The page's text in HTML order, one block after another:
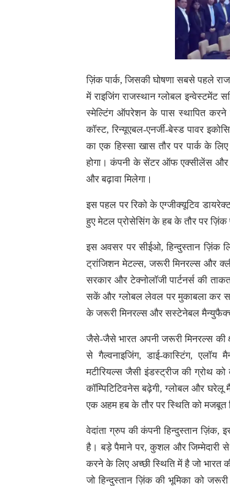
ज़िंक पार्क, जिसकी घोषणा सबसे पहले
में राइजिंग राजस्थान ग्लोबल इन्वेस्टमेंट
स्मेल्टिंग ऑपरेशन के पास स्थापित करने
कॉस्ट, रिन्यूएबल-एनर्जी-बेस्ड पावर
का एक हिस्सा खास तौर पर पार्क के
होगा। कंपनी के सेंटर ऑफ एक्सीलेंस और
और बढ़ावा मिलेगा।
इस पहल पर रिको के एग्जीक्यूटिव
हुए मेटल प्रोसेसिंग के हब के तौर पर ज़िंक
इस अवसर पर सीईओ, हिन्दुस्तान ज़िंक
ट्रांजिशन मेटल्स, जरूरी मिनरल्स और
सरकार और टेक्नोलॉजी पार्टनर्स की
सकें और ग्लोबल लेवल पर मुकाबला कर
के जरूरी मिनरल्स और सस्टेनेबल
जैसे-जैसे भारत अपनी जरूरी मिनरल्स की
से गैल्वनाइजिंग, डाई-कास्टिंग, एलॉय
मटीरियल्स जैसी इंडस्ट्रीज की ग्रोथ
कॉम्पिटिटिवनेस बढ़ेगी, ग्लोबल और
एक अहम हब के तौर पर स्थिति को मजबूत
वेदांता ग्रुप की कंपनी हिन्दुस्तान
है। बड़े पैमाने पर, कुशल और जिम्मेदारी
करने के लिए अच्छी स्थिति में है जो भारत
जो हिन्दुस्तान ज़िंक की भूमिका को